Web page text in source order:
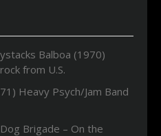
Balboa (1970)
from U.S.
Heavy Psych/Jam Band
Brigade – On the